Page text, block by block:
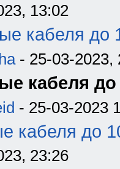
13:02
кабеля до
- 25-03-2023,
кабеля до
- 25-03-2023
кабеля до
23:26